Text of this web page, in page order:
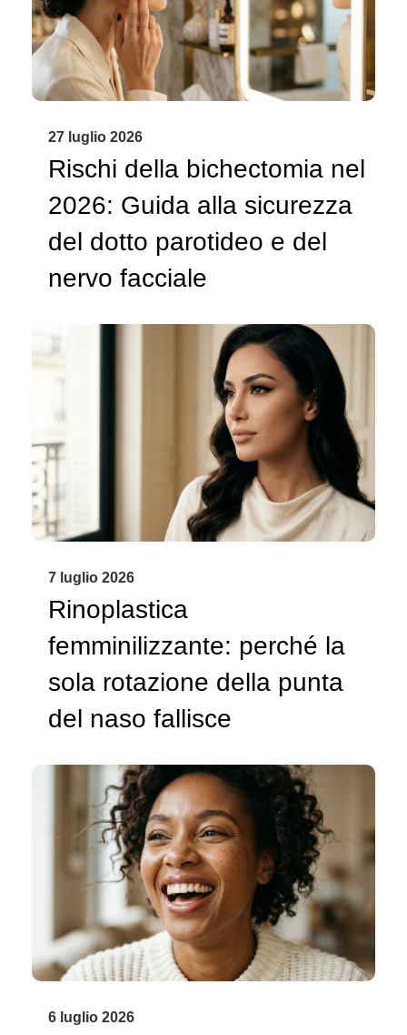
27 luglio 2026
Rischi della bichectomia nel
2026: Guida alla sicurezza
del dotto parotideo e del
nervo facciale
7 luglio 2026
Rinoplastica
femminilizzante: perché la
sola rotazione della punta
del naso fallisce
6 luglio 2026